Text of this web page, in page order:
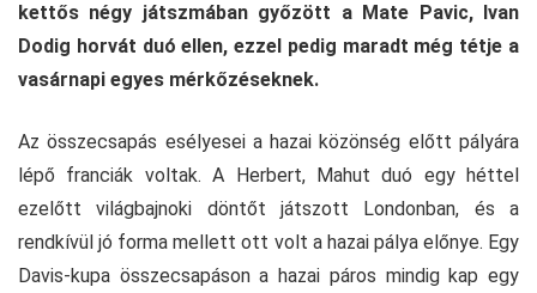
kettős négy játszmában győzött a Mate Pavic, Ivan
Dodig horvát duó ellen, ezzel pedig maradt még tétje a
vasárnapi egyes mérkőzéseknek.
Az összecsapás esélyesei a hazai közönség előtt pályára
lépő franciák voltak. A Herbert, Mahut duó egy héttel
ezelőtt világbajnoki döntőt játszott Londonban, és a
rendkívül jó forma mellett ott volt a hazai pálya előnye. Egy
Davis-kupa összecsapáson a hazai páros mindig kap egy